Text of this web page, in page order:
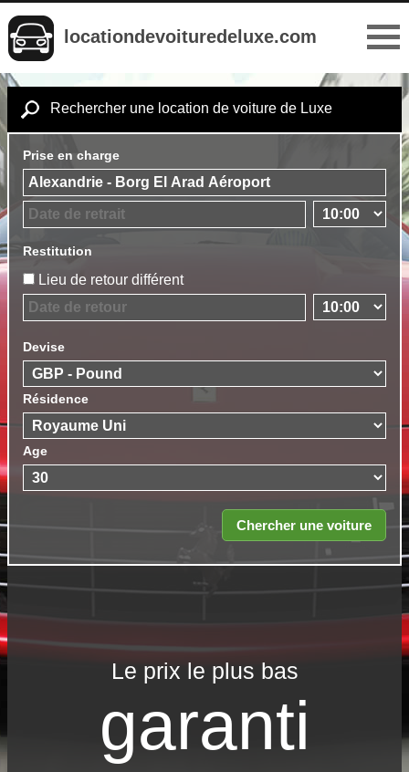
locationdevoituredeluxe.com
Rechercher une location de voiture de Luxe
Prise en charge
Restitution
Lieu de retour différent
Devise
Résidence
Age
Le prix le​ plus bas
garanti